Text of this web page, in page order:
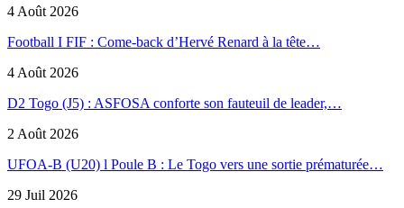
4 Août 2026
Football I FIF : Come-back d’Hervé Renard à la tête…
4 Août 2026
D2 Togo (J5) : ASFOSA conforte son fauteuil de leader,…
2 Août 2026
UFOA-B (U20) l Poule B : Le Togo vers une sortie prématurée…
29 Juil 2026